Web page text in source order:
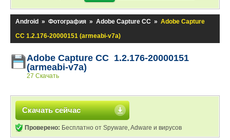
Android » Фотография » Adobe Capture CC » Adobe Capture
CC 1.2.176-20000151 (armeabi-v7a)
Adobe Capture CC 1.2.176-20000151
(armeabi-v7a)
27 Скачать
Скачать сейчас
Проверено: Бесплатно от Spyware, Adware и вирусов